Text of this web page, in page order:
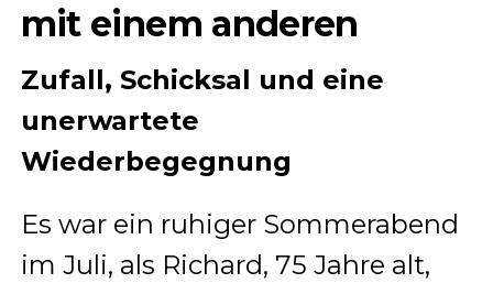
mit einem anderen
Zufall, Schicksal und eine
unerwartete
Wiederbegegnung
Es war ein ruhiger Sommerabend
im Juli, als Richard, 75 Jahre alt,